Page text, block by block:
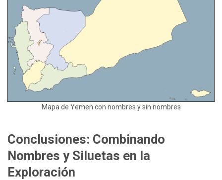
Mapa de Yemen con nombres y sin nombres
Conclusiones: Combinando
Nombres y Siluetas en la
Exploración